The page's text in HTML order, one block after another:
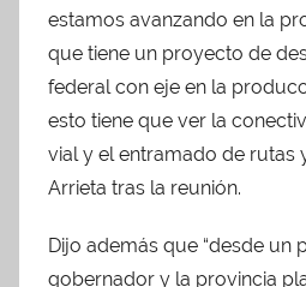
estamos avanzando en la
que tiene un proyecto de
federal con eje en la
esto tiene que ver la
vial y el entramado de rutas
Arrieta tras la reunión.
Dijo además que “desde un
gobernador y la provincia